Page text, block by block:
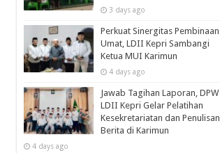
3 days ago
Perkuat Sinergitas Pembinaan
Umat, LDII Kepri Sambangi
Ketua MUI Karimun
4 days ago
Jawab Tagihan Laporan, DPW
LDII Kepri Gelar Pelatihan
Kesekretariatan dan Penulisan
Berita di Karimun
4 days ago